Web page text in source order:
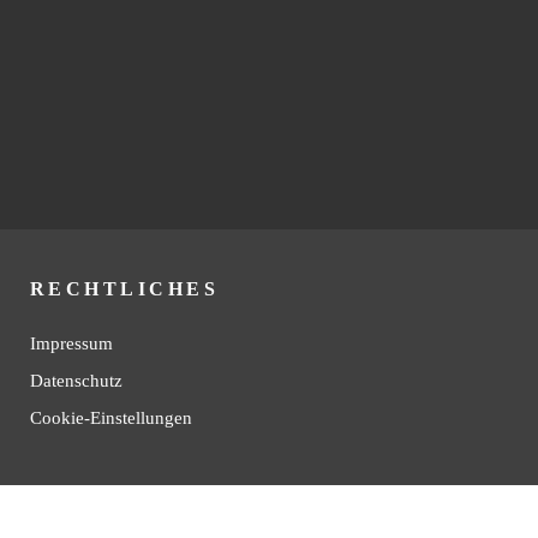
RECHTLICHES
Impressum
Datenschutz
Cookie-Einstellungen